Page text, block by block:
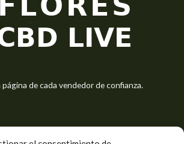
página de cada vendedor de confianza.
de las flores CBD y usa los beneficios del